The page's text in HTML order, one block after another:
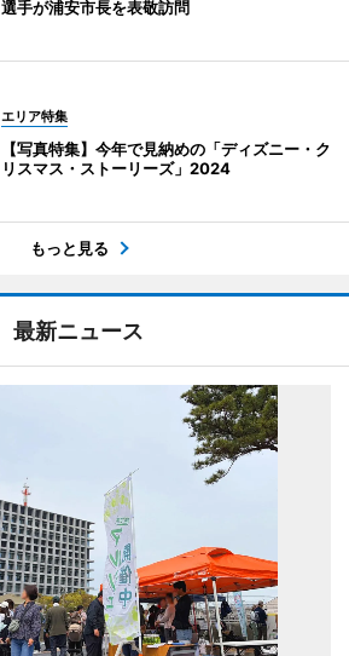
選手が浦安市長を表敬訪問
エリア特集
【写真特集】今年で見納めの「ディズニー・ク
リスマス・ストーリーズ」2024
もっと見る
最新ニュース